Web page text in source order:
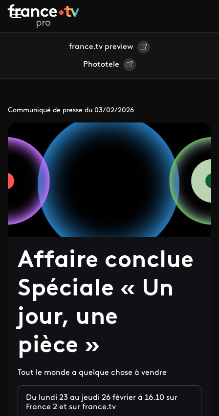
Aller au contenu principal
france.tv preview
Phototele
Communiqué de presse du 03/02/2026
Affaire conclue
Spéciale « Un
jour, une
pièce »
Tout le monde a quelque chose à vendre
Du lundi 23 au jeudi 26 février à 16.10 sur
France 2 et sur france.tv